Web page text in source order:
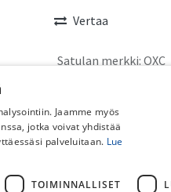
Vertaa
Satulan merkki: OXC
Toimituskulut:
DB Schenker paketti
Jaamme myös
jotka voivat yhdistää
palveluitaan. Lue
TOIMINNALLISET